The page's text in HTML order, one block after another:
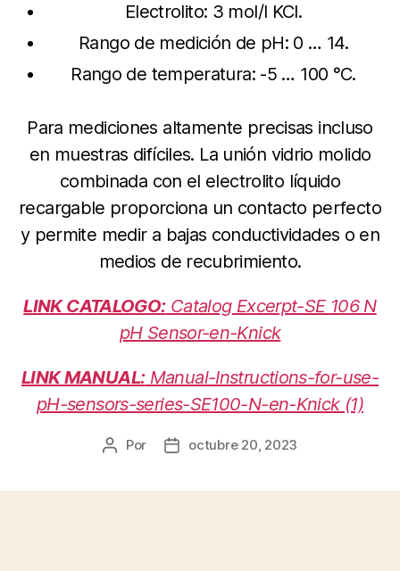
Electrolito: 3 mol/l KCl.
Rango de medición de pH: 0 … 14.
Rango de temperatura: -5 … 100 °C.
Para mediciones altamente precisas incluso
en muestras difíciles. La unión vidrio molido
combinada con el electrolito líquido
recargable proporciona un contacto perfecto
y permite medir a bajas conductividades o en
medios de recubrimiento.
LINK CATALOGO:Catalog Excerpt-SE 106 N
pH Sensor-en-Knick
LINK MANUAL:Manual-Instructions-for-use-
pH-sensors-series-SE100-N-en-Knick (1)
Autor
Por
Fechaoctubre 20, 2023